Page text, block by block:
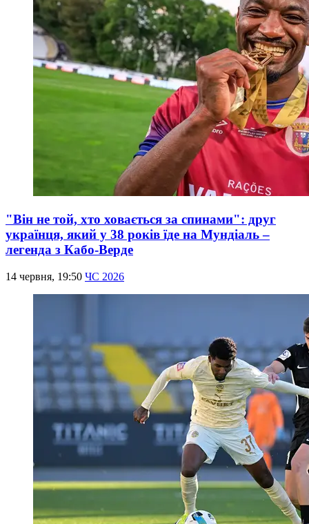
"Він не той, хто ховається за спинами": друг
українця, який у 38 років їде на Мундіаль –
легенда з Кабо-Верде
14 червня, 19:50 ЧС 2026